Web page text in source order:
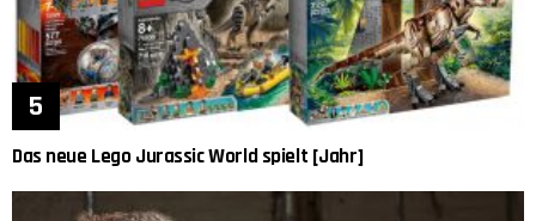
Das neue Lego Jurassic World spielt [Jahr]